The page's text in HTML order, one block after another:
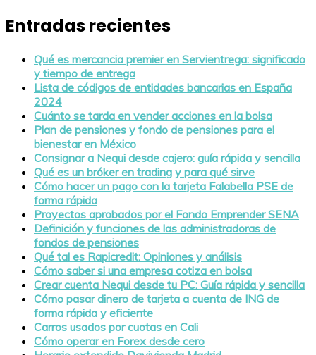
Entradas recientes
Qué es mercancia premier en Servientrega: significado
y tiempo de entrega
Lista de códigos de entidades bancarias en España
2024
Cuánto se tarda en vender acciones en la bolsa
Plan de pensiones y fondo de pensiones para el
bienestar en México
Consignar a Nequi desde cajero: guía rápida y sencilla
Qué es un bróker en trading y para qué sirve
Cómo hacer un pago con la tarjeta Falabella PSE de
forma rápida
Proyectos aprobados por el Fondo Emprender SENA
Definición y funciones de las administradoras de
fondos de pensiones
Qué tal es Rapicredit: Opiniones y análisis
Cómo saber si una empresa cotiza en bolsa
Crear cuenta Nequi desde tu PC: Guía rápida y sencilla
Cómo pasar dinero de tarjeta a cuenta de ING de
forma rápida y eficiente
Carros usados por cuotas en Cali
Cómo operar en Forex desde cero